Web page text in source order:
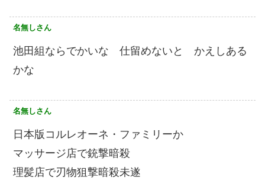
名無しさん
池田組ならでかいな 仕留めないと かえしある
かな
名無しさん
日本版コルレオーネ・ファミリーか
マッサージ店で銃撃暗殺
理髪店で刃物狙撃暗殺未遂